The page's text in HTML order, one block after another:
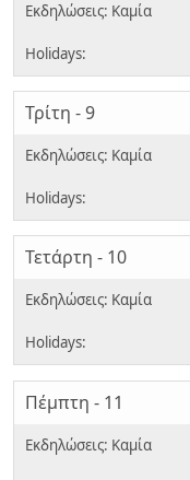
Τρίτη - 9
Τετάρτη - 10
Πέμπτη - 11